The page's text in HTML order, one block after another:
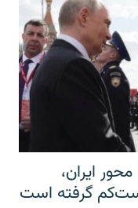
ایران،
گرفته است